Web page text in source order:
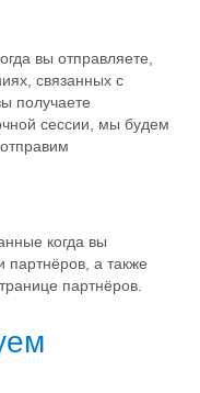
вы отправляете,
связанных с
получаете
сессии, мы будем
когда вы
партнёров, а также
партнёров.